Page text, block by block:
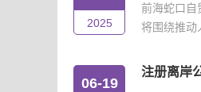
2025
前海蛇口自
将围绕推动
06-19
注册离岸